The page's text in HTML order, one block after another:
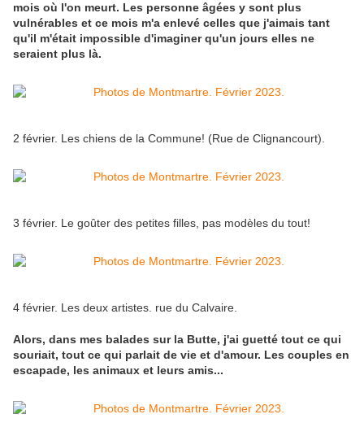
mois où l'on meurt. Les personne âgées y sont plus
vulnérables et ce mois m'a enlevé celles que j'aimais tant
qu'il m'était impossible d'imaginer qu'un jours elles ne
seraient plus là.
2 février. Les chiens de la Commune! (Rue de Clignancourt).
3 février. Le goûter des petites filles, pas modèles du tout!
4 février. Les deux artistes. rue du Calvaire.
Alors, dans mes balades sur la Butte, j'ai guetté tout ce qui
souriait, tout ce qui parlait de vie et d'amour. Les couples en
escapade, les animaux et leurs amis...